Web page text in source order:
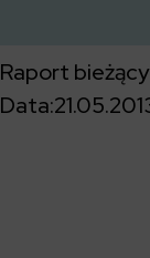
Raport
Data: